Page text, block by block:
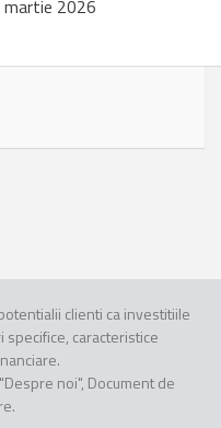
martie 2026
clienti ca investitiile
specifice, caracteristice
noi", Document de